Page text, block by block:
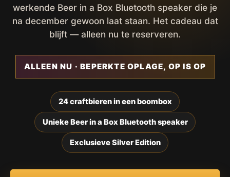
werkende Beer in a Box Bluetooth speaker die je
na december gewoon laat staan. Het cadeau dat
blijft — alleen nu te reserveren.
ALLEEN NU · BEPERKTE OPLAGE, OP IS OP
24 craftbieren in een boombox
Unieke Beer in a Box Bluetooth speaker
Exclusieve Silver Edition